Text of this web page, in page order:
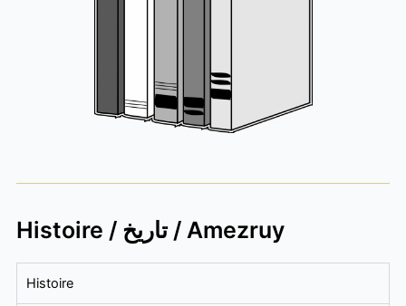
Histoire / تاريخ / Amezruy
Histoire